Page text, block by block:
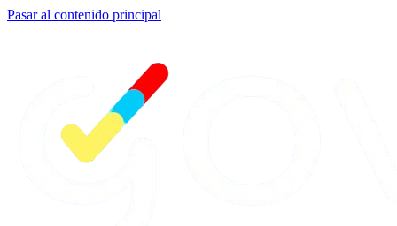
Pasar al contenido principal